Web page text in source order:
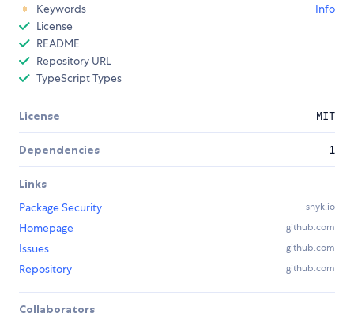
Keywords
Info
License
README
Repository URL
TypeScript Types
License MIT
Dependencies 1
Links
Package Security
snyk.io
Homepage github.com
Issues github.com
Repository github.com
Collaborators